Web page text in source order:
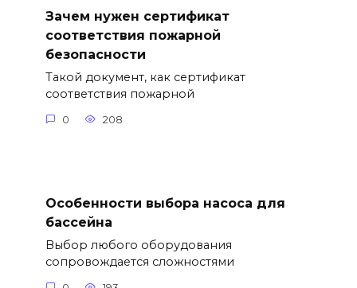
Зачем нужен сертификат
соответствия пожарной
безопасности
Такой документ, как сертификат
соответствия пожарной
0 208
Особенности выбора насоса для
бассейна
Выбор любого оборудования
сопровождается сложностями